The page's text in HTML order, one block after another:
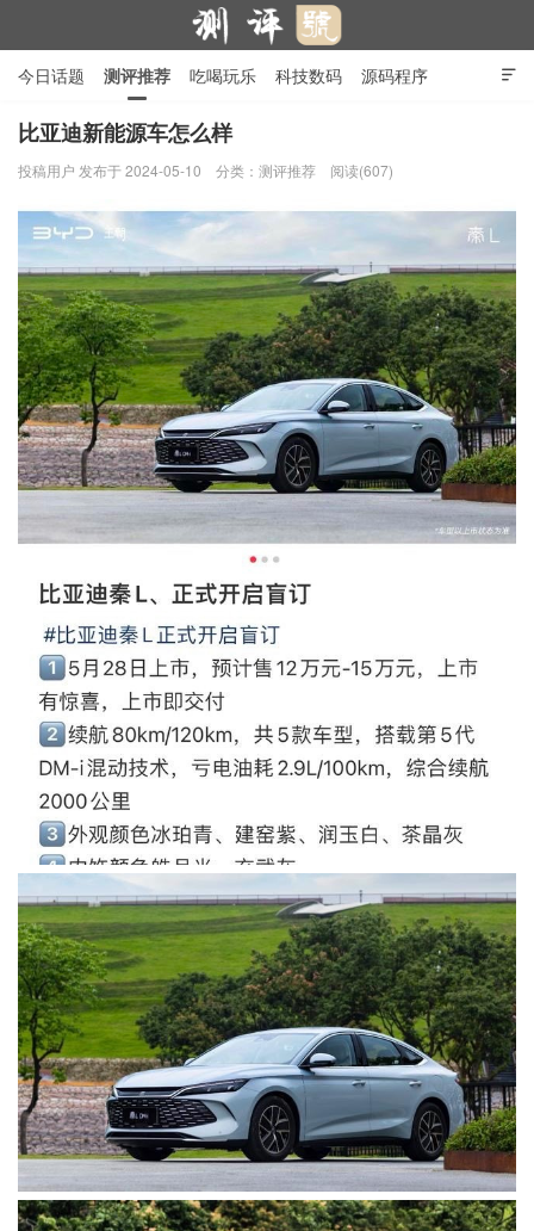

今日话题 测评推荐 吃喝玩乐 科技数码 源码程序
行业产品 在线投稿 隐私政策
比亚迪新能源车怎么样
投稿用户 发布于 2024-05-10 分类： 测评推荐 阅读(607)